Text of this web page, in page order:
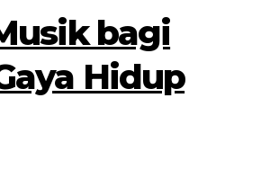
bagi
Hidup